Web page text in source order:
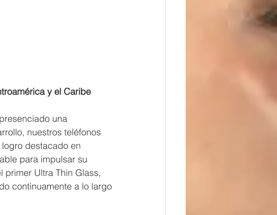
y el Caribe
una
nuestros teléfonos
destacado en
para impulsar su
Ultra Thin Glass,
continuamente a lo largo